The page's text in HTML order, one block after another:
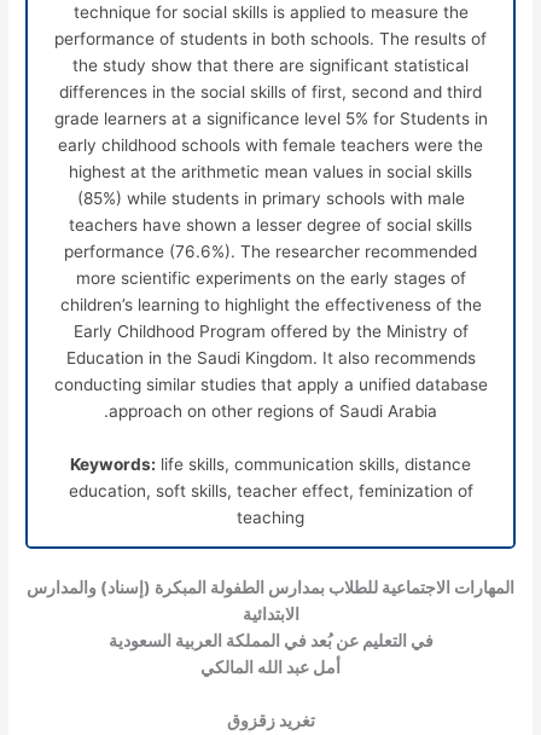
technique for social skills is applied to measure the
performance of students in both schools. The results of
the study show that there are significant statistical
differences in the social skills of first, second and third
grade learners at a significance level 5% for Students in
early childhood schools with female teachers were the
highest at the arithmetic mean values in social skills
(85%) while students in primary schools with male
teachers have shown a lesser degree of social skills
performance (76.6%). The researcher recommended
more scientific experiments on the early stages of
children’s learning to highlight the effectiveness of the
Early Childhood Program offered by the Ministry of
Education in the Saudi Kingdom. It also recommends
conducting similar studies that apply a unified database
approach on other regions of Saudi Arabia.
Keywords: life skills, communication skills, distance
education, soft skills, teacher effect, feminization of
teaching
المهارات الاجتماعية للطلاب بمدارس الطفولة المبكرة (إسناد) والمدارس
الابتدائية
في التعليم عن بُعد في المملكة العربية السعودية
أمل عبد الله المالكي
تغريد زقزوق